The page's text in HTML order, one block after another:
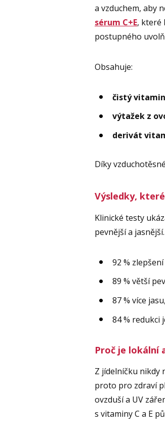
a vzduchem, aby
sérum C+E, které
postupného
Obsahuje:
čistý
výtažek z
derivát
Díky
Výsledky,
Klinické testy
pevnější a
92 %
89 % větší
87 % více jasu,
84 % redukci
Proč je lokální
Z jídelníčku nikdy
proto pro zdraví
ovzduší a UV
s vitaminy C a E